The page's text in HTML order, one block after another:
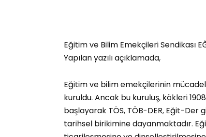
Eğitim ve Bilim Emekçileri Sendikası
Yapılan yazılı açıklamada,
Eğitim ve bilim emekçilerinin
kuruldu. Ancak bu kuruluş, kökleri
başlayarak TÖS, TÖB-DER, Eğit-Der
tarihsel birikimine dayanmaktadır.